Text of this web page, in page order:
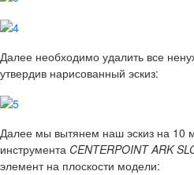
Далее необходимо удалить все
утвердив нарисованный эскиз:
Далее мы вытянем наш эскиз на 10
инструмента CENTERPOINT ARK
элемент на плоскости модели: